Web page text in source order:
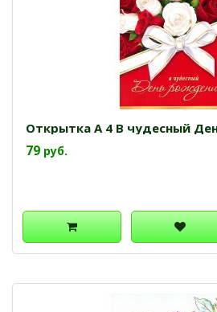
Открытка А 4 В чудесный
79 руб.